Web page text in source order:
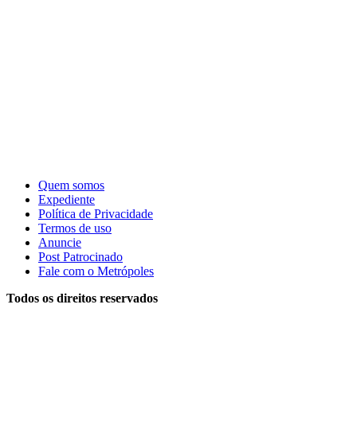
Quem somos
Expediente
Política de Privacidade
Termos de uso
Anuncie
Post Patrocinado
Fale com o Metrópoles
Todos os direitos reservados